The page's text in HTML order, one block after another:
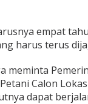
empat
harus terus
meminta
Calon
dapat